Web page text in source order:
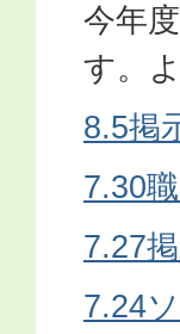
今年
す。
8.5掲
7.30
7.27
7.24